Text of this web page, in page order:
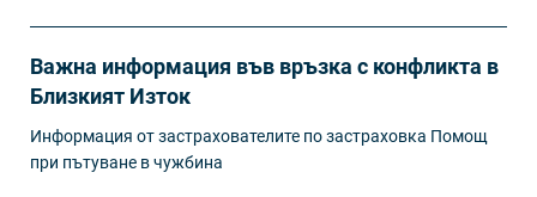
Важна информация във връзка с конфликта в
Близкият Изток
Информация от застрахователите по застраховка Помощ
при пътуване в чужбина